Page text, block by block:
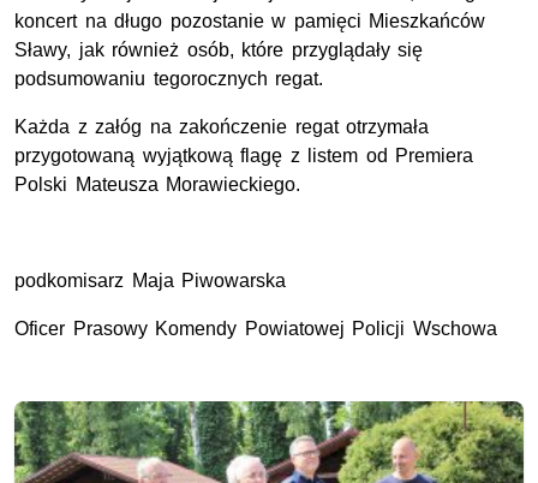
koncert na długo pozostanie w pamięci Mieszkańców
Sławy, jak również osób, które przyglądały się
podsumowaniu tegorocznych regat.
Każda z załóg na zakończenie regat otrzymała
przygotowaną wyjątkową flagę z listem od Premiera
Polski Mateusza Morawieckiego.
podkomisarz Maja Piwowarska
Oficer Prasowy Komendy Powiatowej Policji Wschowa